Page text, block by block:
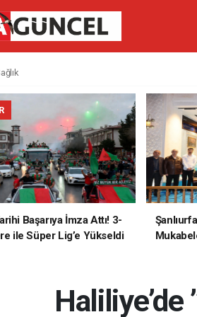
Başarıya İmza Attı! 3-
ile Süper Lig’e Yükseldi
Haliliye’de